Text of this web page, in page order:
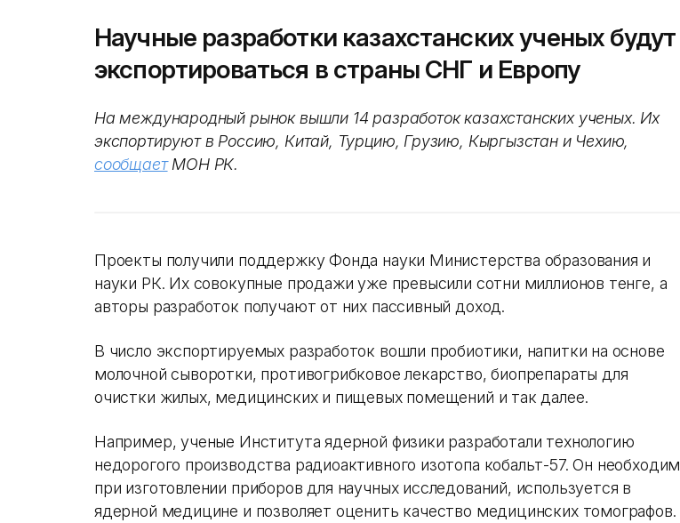
Научные разработки казахстанских ученых будут
экспортироваться в страны СНГ и Европу
На международный рынок вышли 14 разработок казахстанских ученых. Их
экспортируют в Россию, Китай, Турцию, Грузию, Кыргызстан и Чехию,
сообщаетМОН РК.
Проекты получили поддержку Фонда науки Министерства образования и
науки РК. Их совокупные продажи уже превысили сотни миллионов тенге, а
авторы разработок получают от них пассивный доход.
В число экспортируемых разработок вошли пробиотики, напитки на основе
молочной сыворотки, противогрибковое лекарство, биопрепараты для
очистки жилых, медицинских и пищевых помещений и так далее.
Например, ученые Института ядерной физики разработали технологию
недорогого производства радиоактивного изотопа кобальт-57. Он необходим
при изготовлении приборов для научных исследований, используется в
ядерной медицине и позволяет оценить качество медицинских томографов.